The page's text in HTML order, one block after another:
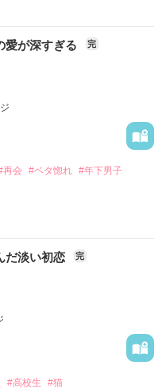
』の間違いじゃない？」
に出てくる英雄。
思案
から、
たい』
ださい」
愛が深すぎる 完
再会 #ベタ惚れ #年下男子
だ淡い初恋 完
#高校生 #猫